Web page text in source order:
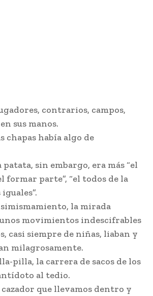
contrarios, campos,
sus manos.
chapas había algo de
sin embargo, era más “el
formar parte”, “el todos de la
la mirada
movimientos indescifrables
casi siempre de niñas, liaban y
milagrosamente.
pilla, la carrera de sacos de los
al tedio.
que llevamos dentro y